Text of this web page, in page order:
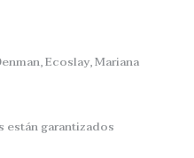
Ecoslay, Mariana
garantizados